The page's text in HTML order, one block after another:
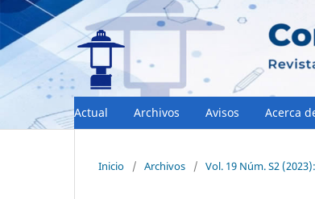
Actual Archivos Avisos Acerca
Inicio / Archivos / Vol. 19 Núm. S2